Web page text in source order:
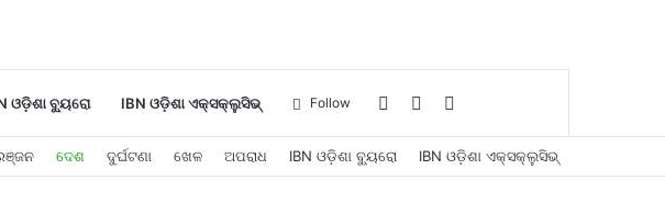
ଓଡ଼ିଶା ବ୍ୟୁରୋ IBN ଓଡ଼ିଶା ଏକ୍ସକ୍ଲୁସିଭ୍
for
Sidebar
Log
In
Follow
ଦେଶ ଦୁର୍ଘଟଣା ଖେଳ ଅପରାଧ IBN ଓଡ଼ିଶା ବ୍ୟୁରୋ IBN ଓଡ଼ିଶା ଏକ୍ସକ୍ଲୁସିଭ୍